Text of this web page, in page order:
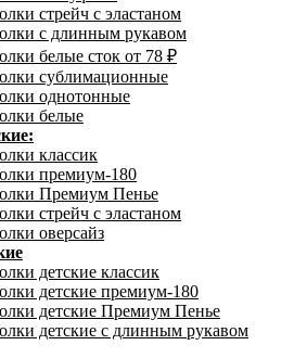
стрейч с эластаном
с длинным рукавом
белые сток от 78 ₽
сублимационные
однотонные
белые
классик
премиум-180
Премиум Пенье
стрейч с эластаном
оверсайз
детские классик
детские премиум-180
детские Премиум Пенье
детские с длинным рукавом